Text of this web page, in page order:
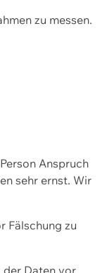
zu messen.
Anspruch
sehr ernst. Wir
Fälschung zu
der Daten vor